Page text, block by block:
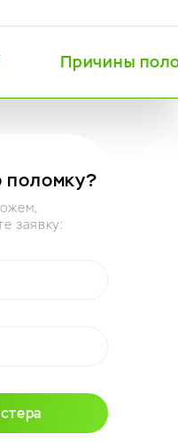
заявку: